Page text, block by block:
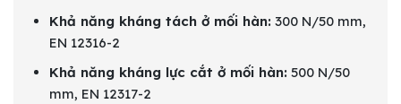
Khả năng kháng tách ở mối hàn: 300 N/50 mm,
EN 12316-2
Khả năng kháng lực cắt ở mối hàn: 500 N/50
mm, EN 12317-2